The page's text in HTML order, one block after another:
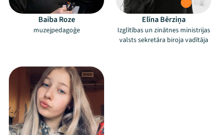
Festivāls
Programma
Viņi bija LAMPĀ 2026
Ziedo
Baiba Roze
muzejpedagoģe
Elīna Bērziņa
Izglītības un zinātnes ministrijas
valsts sekretāra biroja vadītāja